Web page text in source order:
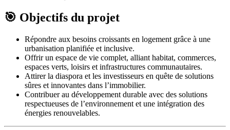
🎯 Objectifs du projet
Répondre aux besoins croissants en logement grâce à une
urbanisation planifiée et inclusive.
Offrir un espace de vie complet, alliant habitat, commerces,
espaces verts, loisirs et infrastructures communautaires.
Attirer la diaspora et les investisseurs en quête de solutions
sûres et innovantes dans l’immobilier.
Contribuer au développement durable avec des solutions
respectueuses de l’environnement et une intégration des
énergies renouvelables.